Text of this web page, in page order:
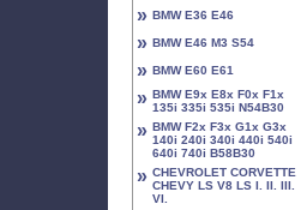
» BMW E36 E46
» BMW E46 M3 S54
» BMW E60 E61
» BMW E9x E8x F0x F1x
135i 335i 535i N54B30
» BMW F2x F3x G1x G3x
140i 240i 340i 440i 540i
640i 740i B58B30
» CHEVROLET CORVETTE
CHEVY LS V8 LS I. II. III.
VI.